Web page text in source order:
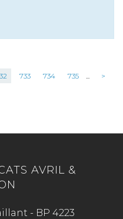
733 734 735 >
AVRIL &
- BP 4223